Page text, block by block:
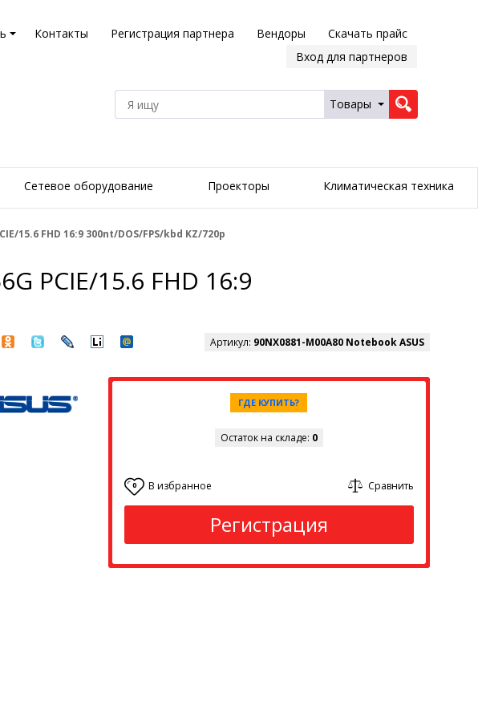
Контакты Регистрация партнера Вендоры
Скачать прайс
Вход для партнеров
Товары
Сетевое оборудование Проекторы Климатическая техника
15.6 FHD 16:9 300nt/DOS/FPS/kbd KZ/720p
PCIE/15.6 FHD 16:9
Артикул: 90NX0881-M00A80 Notebook ASUS
ГДЕ КУПИТЬ?
Остаток на складе: 0
0 В избранное Сравнить
Регистрация